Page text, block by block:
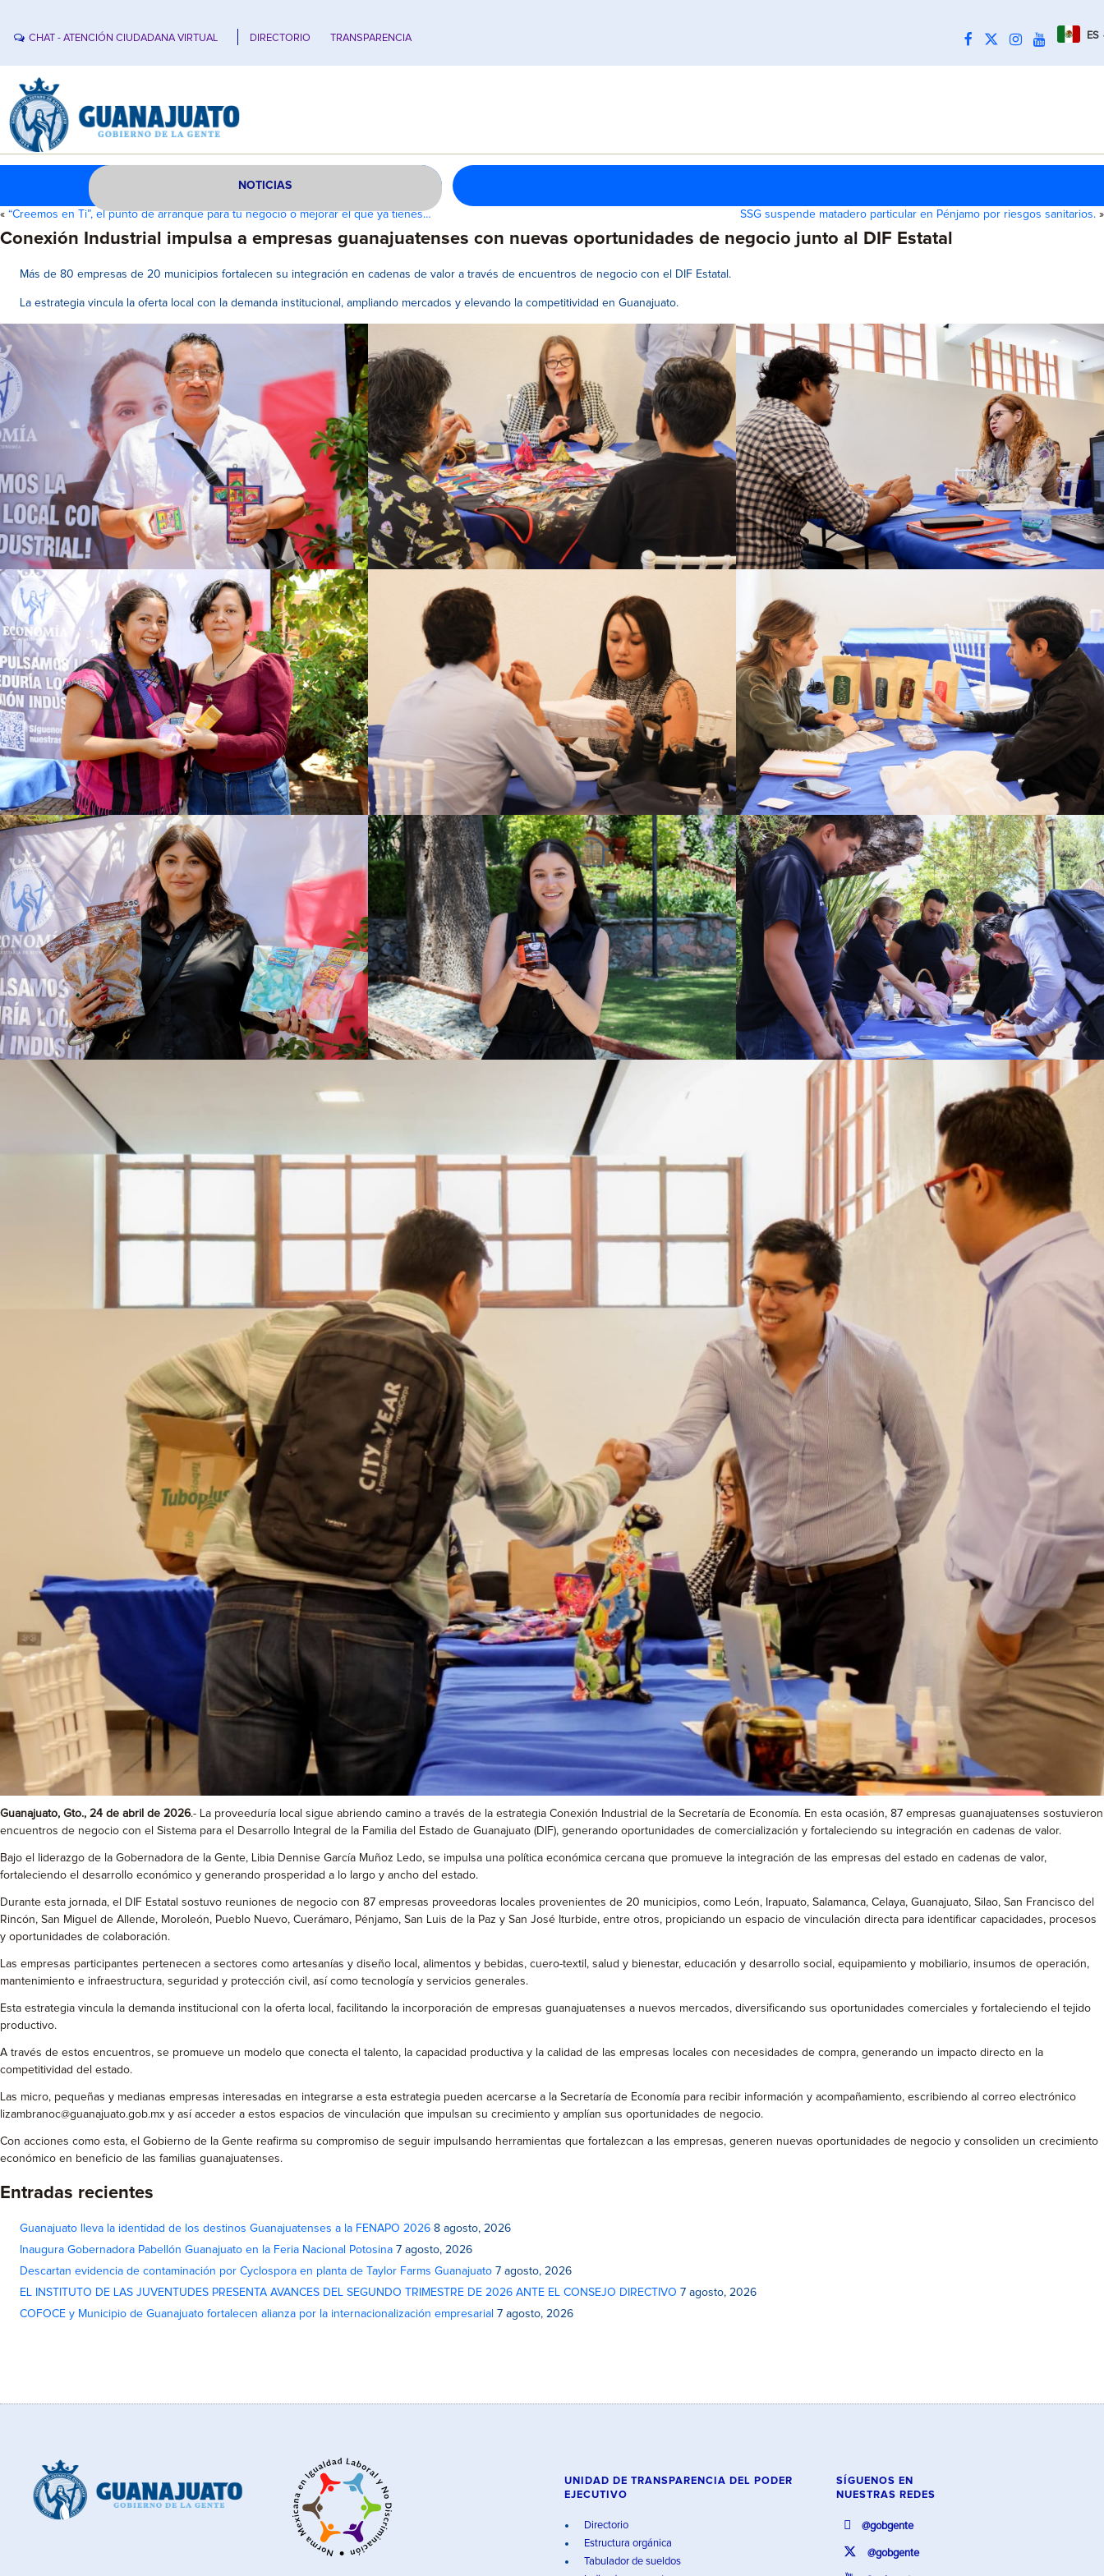
CHAT - ATENCIÓN CIUDADANA VIRTUAL DIRECTORIO TRANSPARENCIA ES
NOTICIAS
« “Creemos en Ti”, el punto de arranque para tu negocio o mejorar el que ya tienes… SSG suspende matadero particular en Pénjamo por riesgos sanitarios. »
Conexión Industrial impulsa a empresas guanajuatenses con nuevas oportunidades de negocio junto al DIF Estatal
Más de 80 empresas de 20 municipios fortalecen su integración en cadenas de valor a través de encuentros de negocio con el DIF Estatal.
La estrategia vincula la oferta local con la demanda institucional, ampliando mercados y elevando la competitividad en Guanajuato.
Guanajuato, Gto., 24 de abril de 2026.- La proveeduría local sigue abriendo camino a través de la estrategia Conexión Industrial de la Secretaría de Economía. En esta ocasión, 87 empresas guanajuatenses sostuvieron
encuentros de negocio con el Sistema para el Desarrollo Integral de la Familia del Estado de Guanajuato (DIF), generando oportunidades de comercialización y fortaleciendo su integración en cadenas de valor.
Bajo el liderazgo de la Gobernadora de la Gente, Libia Dennise García Muñoz Ledo, se impulsa una política económica cercana que promueve la integración de las empresas del estado en cadenas de valor,
fortaleciendo el desarrollo económico y generando prosperidad a lo largo y ancho del estado.
Durante esta jornada, el DIF Estatal sostuvo reuniones de negocio con 87 empresas proveedoras locales provenientes de 20 municipios, como León, Irapuato, Salamanca, Celaya, Guanajuato, Silao, San Francisco del
Rincón, San Miguel de Allende, Moroleón, Pueblo Nuevo, Cuerámaro, Pénjamo, San Luis de la Paz y San José Iturbide, entre otros, propiciando un espacio de vinculación directa para identificar capacidades, procesos
y oportunidades de colaboración.
Las empresas participantes pertenecen a sectores como artesanías y diseño local, alimentos y bebidas, cuero-textil, salud y bienestar, educación y desarrollo social, equipamiento y mobiliario, insumos de operación,
mantenimiento e infraestructura, seguridad y protección civil, así como tecnología y servicios generales.
Esta estrategia vincula la demanda institucional con la oferta local, facilitando la incorporación de empresas guanajuatenses a nuevos mercados, diversificando sus oportunidades comerciales y fortaleciendo el tejido
productivo.
A través de estos encuentros, se promueve un modelo que conecta el talento, la capacidad productiva y la calidad de las empresas locales con necesidades de compra, generando un impacto directo en la
competitividad del estado.
Las micro, pequeñas y medianas empresas interesadas en integrarse a esta estrategia pueden acercarse a la Secretaría de Economía para recibir información y acompañamiento, escribiendo al correo electrónico
lizambranoc@guanajuato.gob.mx y así acceder a estos espacios de vinculación que impulsan su crecimiento y amplían sus oportunidades de negocio.
Con acciones como esta, el Gobierno de la Gente reafirma su compromiso de seguir impulsando herramientas que fortalezcan a las empresas, generen nuevas oportunidades de negocio y consoliden un crecimiento
económico en beneficio de las familias guanajuatenses.
Entradas recientes
Guanajuato lleva la identidad de los destinos Guanajuatenses a la FENAPO 2026 8 agosto, 2026
Inaugura Gobernadora Pabellón Guanajuato en la Feria Nacional Potosina 7 agosto, 2026
Descartan evidencia de contaminación por Cyclospora en planta de Taylor Farms Guanajuato 7 agosto, 2026
EL INSTITUTO DE LAS JUVENTUDES PRESENTA AVANCES DEL SEGUNDO TRIMESTRE DE 2026 ANTE EL CONSEJO DIRECTIVO 7 agosto, 2026
COFOCE y Municipio de Guanajuato fortalecen alianza por la internacionalización empresarial 7 agosto, 2026
UNIDAD DE TRANSPARENCIA DEL PODER
EJECUTIVO
Directorio
Estructura orgánica
Tabulador de sueldos
SÍGUENOS EN
NUESTRAS REDES
@gobgente
@gobgente